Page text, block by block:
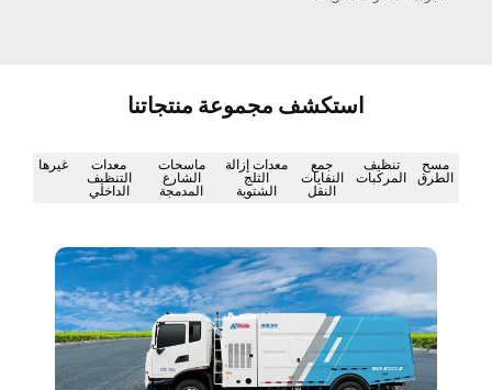
استكشف مجموعة منتجاتنا
مسح
الطرق
تنظيف
المركبات
جمع
النفايات
النقل
معدات إزالة
الثلج
الشتوية
ماسحات
الشارع
المدمجة
معدات
التنظيف
الداخلي
غيرها